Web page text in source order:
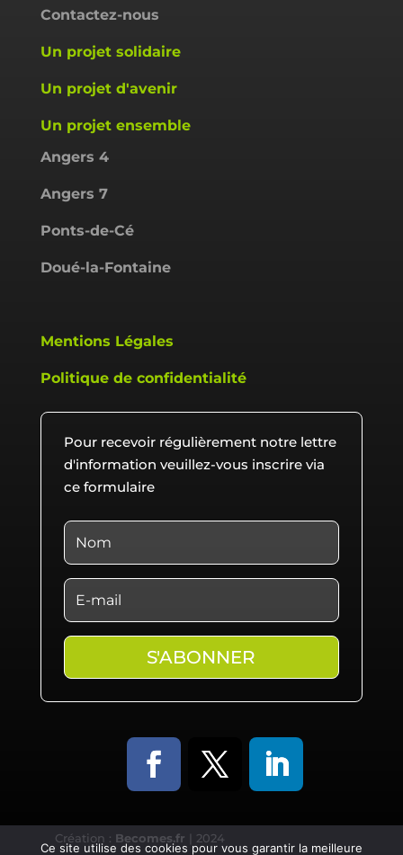
Contactez-nous
Un projet solidaire
Un projet d'avenir
Un projet ensemble
Angers 4
Angers 7
Ponts-de-Cé
Doué-la-Fontaine
Mentions Légales
Politique de confidentialité
Pour recevoir régulièrement notre lettre
d'information veuillez-vous inscrire via
ce formulaire
S'ABONNER
Création : Becomes.fr | 2024
Ce site utilise des cookies pour vous garantir la meilleure